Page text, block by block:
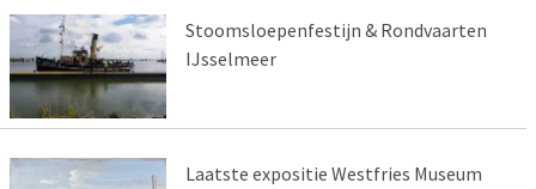
Stoomsloepenfestijn & Rondvaarten
IJsselmeer
Laatste expositie Westfries Museum